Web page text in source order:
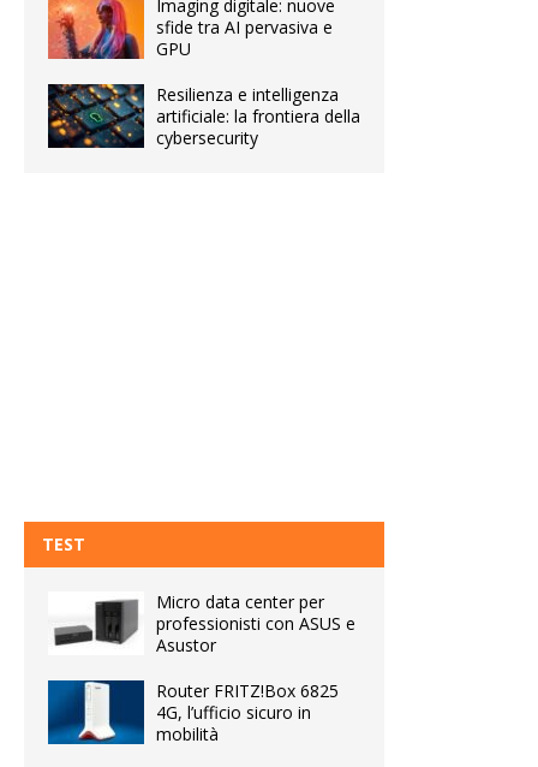
Imaging digitale: nuove
sfide tra AI pervasiva e
GPU
Resilienza e intelligenza
artificiale: la frontiera della
cybersecurity
TEST
Micro data center per
professionisti con ASUS e
Asustor
Router FRITZ!Box 6825
4G, l’ufficio sicuro in
mobilità